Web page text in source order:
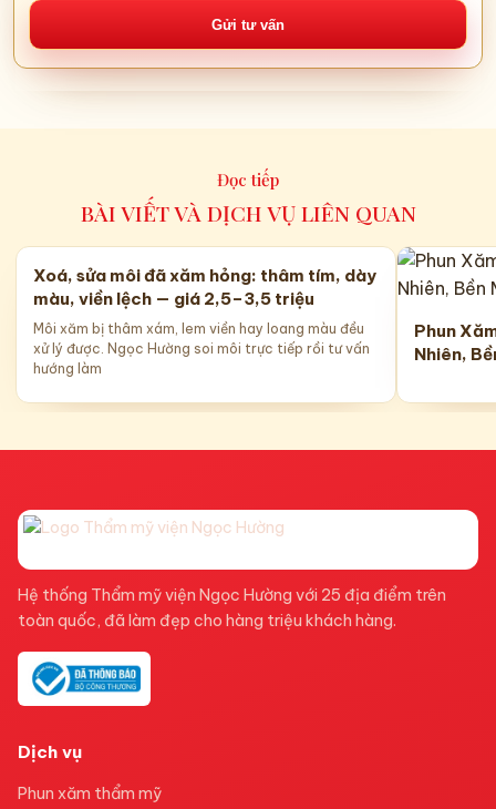
Gửi tư vấn
Đọc tiếp
BÀI VIẾT VÀ DỊCH VỤ LIÊN QUAN
Xoá, sửa môi đã xăm hỏng: thâm tím, dày
màu, viền lệch — giá 2,5–3,5 triệu
Môi xăm bị thâm xám, lem viền hay loang màu đều
xử lý được. Ngọc Hường soi môi trực tiếp rồi tư vấn
hướng làm
Phun
Nhiên,
Hệ thống Thẩm mỹ viện Ngọc Hường với 25 địa điểm trên
toàn quốc, đã làm đẹp cho hàng triệu khách hàng.
Dịch vụ
Phun xăm thẩm mỹ